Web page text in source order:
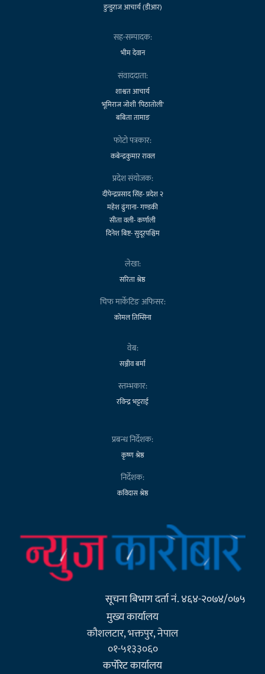
डुन्डुराज आचार्य (डीआर)
सह-सम्पादक:
भीम देवान
संवाददाता:
शाश्वत आचार्य
भूमिराज जोशी 'पिठातोली'
बबिता तामाङ
फोटो पत्रकार:
कबेन्द्रकुमार रावल
प्रदेश संयोजक:
दीपेन्द्रप्रसाद सिंह- प्रदेश २
महेश ढुंगाना- गण्डकी
सीता वली- कर्णाली
दिनेश बिष्ट- सुदूरपश्चिम
लेखा:
सरिता श्रेष्ठ
चिफ मार्केटिङ अफिसर:
कोमल तिम्सिना
वेब:
सञ्जीव बर्मा
स्तम्भकार:
रविन्द्र भट्टराई
प्रबन्ध निर्देशक:
कृष्ण श्रेष्ठ
निर्देशक:
कविदास श्रेष्ठ
सूचना बिभाग दर्ता नं. ४६४-२०७४/०७५
मुख्य कार्यालय
कौशलटार, भक्तपुर, नेपाल
०१-५१३३०६०
कर्पाेरेट कार्यालय